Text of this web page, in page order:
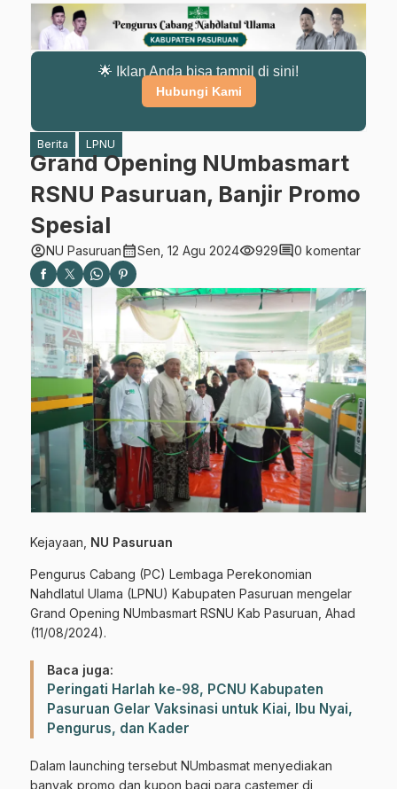
🌟 Iklan Anda bisa tampil di sini!
Hubungi Kami
Berita LPNU
Grand Opening NUmbasmart
RSNU Pasuruan, Banjir Promo
Spesial
account_circleNU Pasuruancalendar_monthSen, 12 Agu 2024visibility929comment0 komentar
Kejayaan, NU Pasuruan
Pengurus Cabang (PC) Lembaga Perekonomian
Nahdlatul Ulama (LPNU) Kabupaten Pasuruan mengelar
Grand Opening NUmbasmart RSNU Kab Pasuruan, Ahad
(11/08/2024).
Baca juga:
Peringati Harlah ke-98, PCNU Kabupaten
Pasuruan Gelar Vaksinasi untuk Kiai, Ibu Nyai,
Pengurus, dan Kader
Dalam launching tersebut NUmbasmat menyediakan
banyak promo dan kupon bagi para castemer di